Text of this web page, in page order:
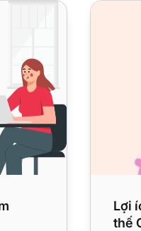
dẫn Hoàn chỉnh
Lợi ích
Lợi
thế